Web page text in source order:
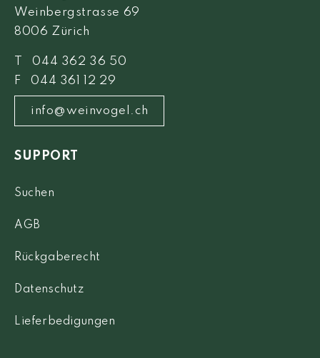
Weinbergstrasse 69
8006 Zürich
T 044 362 36 50
F 044 361 12 29
info@weinvogel.ch
SUPPORT
Suchen
AGB
Rückgaberecht
Datenschutz
Lieferbedigungen